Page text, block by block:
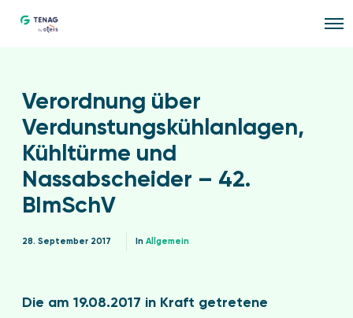
O
Verordnung über
Verdunstungskühlanlagen,
Kühltürme und
Nassabscheider – 42.
BImSchV
28. September 2017 In Allgemein
Die am 19.08.2017 in Kraft getretene